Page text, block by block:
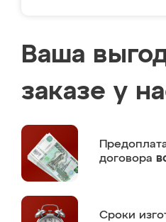
Ваша
заказе у
договора
Сроки